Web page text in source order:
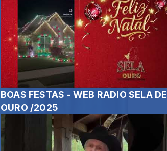
BOAS FESTAS - WEB RADIO SELA DE
OURO /2025